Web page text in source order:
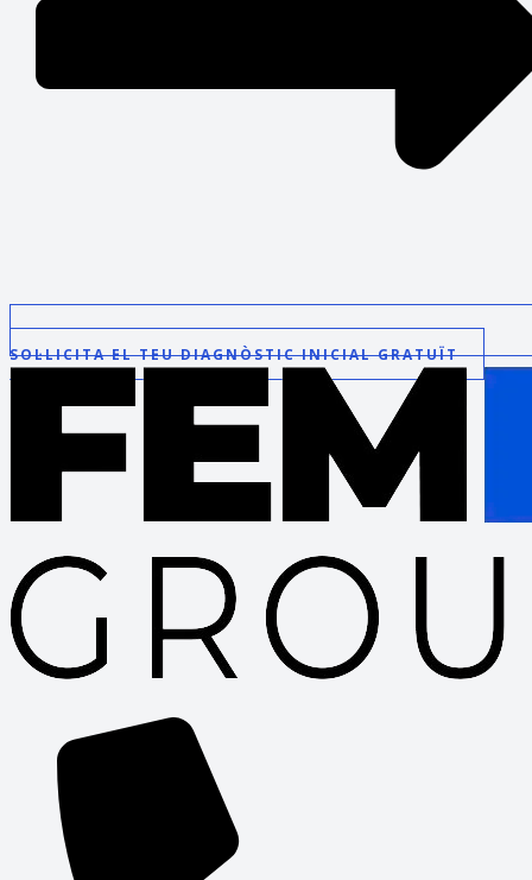
SOL·LICITA EL TEU DIAGNÒSTIC INICIAL GRATUÏT